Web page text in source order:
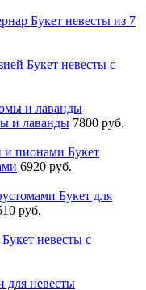
Букет невесты из 7
Букет невесты с
и лаванды 7800 руб.
Букет
6920 руб.
Букет для
руб.
Букет невесты с